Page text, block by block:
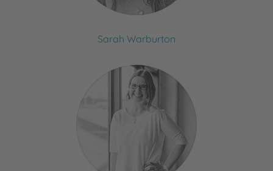
Sarah Warburton